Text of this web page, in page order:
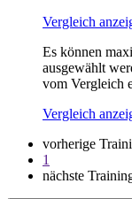
Vergleich
Es können
ausgewählt
vom Vergleich
Vergleich
vorherige
1
nächste